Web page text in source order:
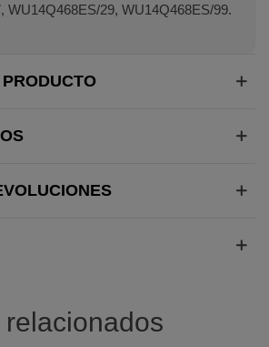
WU14Q468ES/29, WU14Q468ES/99.